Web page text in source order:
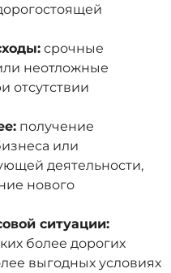
срочные
неотложные
отсутствии
получение
или
деятельности,
нового
ситуации:
более дорогих
выгодных условиях